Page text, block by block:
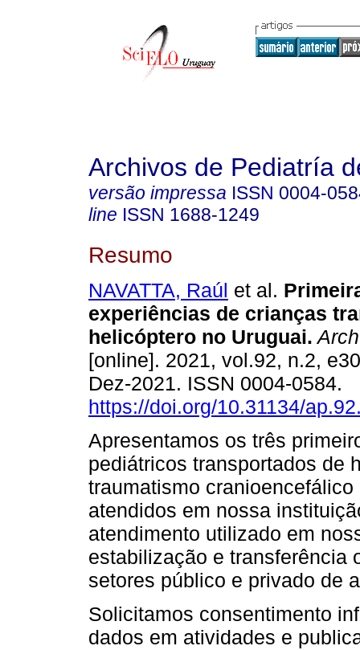
Archivos de Pediatría
versão impressa ISSN 0004-
line ISSN 1688-1249
Resumo
NAVATTA, Raúl et al.
experiências de crianças
helicóptero no Uruguai.
[online]. 2021, vol.92, n.2,
Dez-2021. ISSN 0004-0584.
https://doi.org/10.31134/
Apresentamos os três
pediátricos transportados de
traumatismo cranioencefálico
atendidos em nossa
atendimento utilizado em
estabilização e transferência
setores público e privado de
Solicitamos consentimento
dados em atividades e